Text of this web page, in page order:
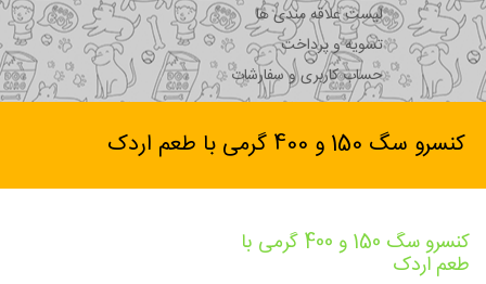
لیست علاقه مندی ها
تسویه و پرداخت
حساب کاربری و سفارشات
کنسرو سگ 150 و 400 گرمی با طعم اردک
کنسرو سگ 150 و 400 گرمی با
طعم اردک